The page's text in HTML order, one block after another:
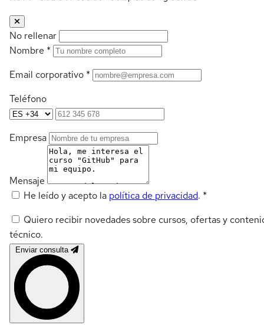
No rellenar
Nombre *
Email corporativo *
Teléfono
Empresa
Mensaje
He leído y acepto la política de privacidad. *
Quiero recibir novedades sobre cursos, ofertas y
técnico.
Enviar consulta